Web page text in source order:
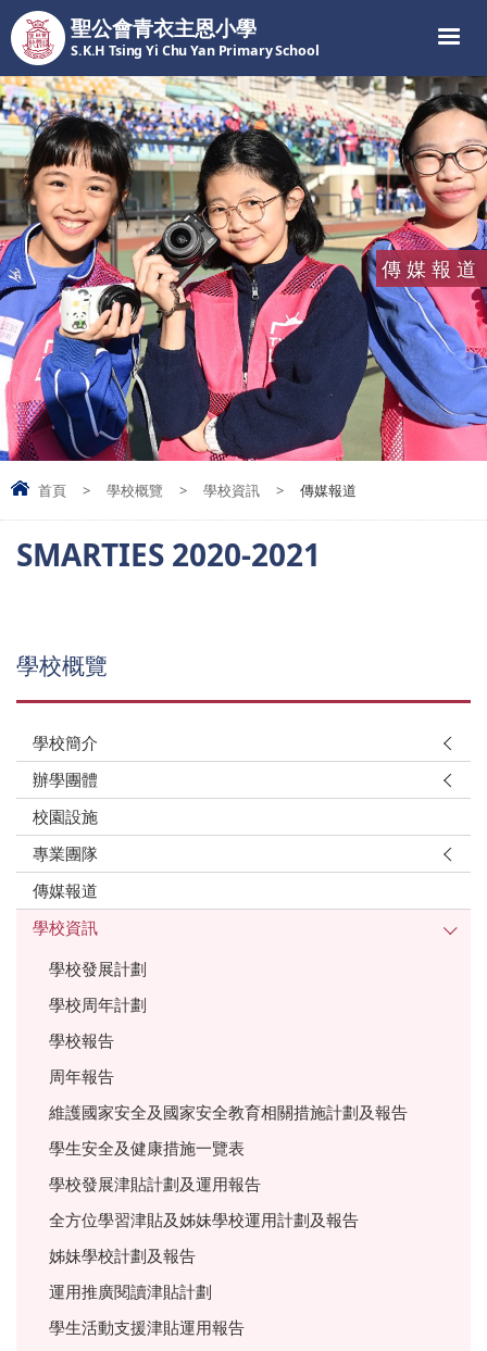
聖公會青衣主恩小學
S.K.H Tsing Yi Chu Yan Primary School
傳媒報道
首頁 > 學校概覽 > 學校資訊 > 傳媒報道
SMARTIES 2020-2021
學校概覽
學校簡介
辦學團體
校園設施
專業團隊
傳媒報道
學校資訊
學校發展計劃
學校周年計劃
學校報告
周年報告
維護國家安全及國家安全教育相關措施計劃及報告
學生安全及健康措施一覽表
學校發展津貼計劃及運用報告
全方位學習津貼及姊妹學校運用計劃及報告
姊妹學校計劃及報告
運用推廣閱讀津貼計劃
學生活動支援津貼運用報告